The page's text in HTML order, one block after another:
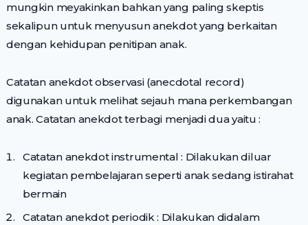
mungkin meyakinkan bahkan yang paling skeptis
sekalipun untuk menyusun anekdot yang berkaitan
dengan kehidupan penitipan anak.
Catatan anekdot observasi (anecdotal record)
digunakan untuk melihat sejauh mana perkembangan
anak. Catatan anekdot terbagi menjadi dua yaitu :
Catatan anekdot instrumental : Dilakukan diluar
kegiatan pembelajaran seperti anak sedang istirahat
bermain
Catatan anekdot periodik : Dilakukan didalam